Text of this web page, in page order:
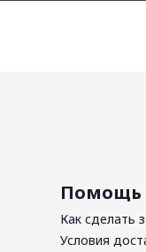
Помощь
Как сделать
Условия